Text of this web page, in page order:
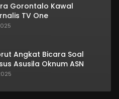
Gorontalo Kawal
TV One
Angkat Bicara Soal
Asusila Oknum ASN